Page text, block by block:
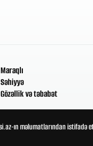
Maraqlı
Səhiyyə
Gözəllik və təbabət
ın məlumatlarından